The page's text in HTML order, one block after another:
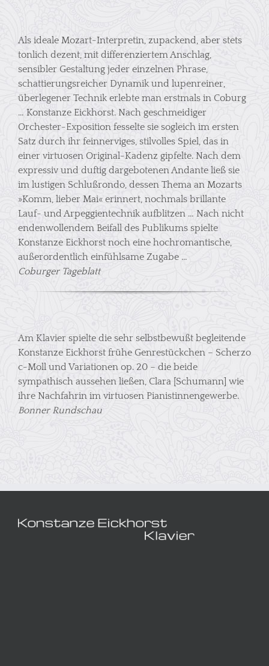
Als ideale Mozart-Interpretin, zupackend, aber stets
tonlich dezent, mit differenziertem Anschlag,
sensibler Gestaltung jeder einzelnen Phrase,
schattierungsreicher Dynamik und lupenreiner,
überlegener Technik erlebte man erstmals in Coburg
… Konstanze Eickhorst. Nach geschmeidiger
Orchester-Exposition fesselte sie sogleich im ersten
Satz durch ihr feinnerviges, stilvolles Spiel, das in
einer virtuosen Original-Kadenz gipfelte. Nach dem
expressiv und duftig dargebotenen Andante ließ sie
im lustigen Schlußrondo, dessen Thema an Mozarts
»Komm, lieber Mai« erinnert, nochmals brillante
Lauf- und Arpeggientechnik aufblitzen … Nach nicht
endenwollendem Beifall des Publikums spielte
Konstanze Eickhorst noch eine hochromantische,
außerordentlich einfühlsame Zugabe …
Coburger Tageblatt
Am Klavier spielte die sehr selbstbewußt begleitende
Konstanze Eickhorst frühe Genrestückchen – Scherzo
c-Moll und Variationen op. 20 – die beide
sympathisch aussehen ließen, Clara [Schumann] wie
ihre Nachfahrin im virtuosen Pianistinnengewerbe.
Bonner Rundschau